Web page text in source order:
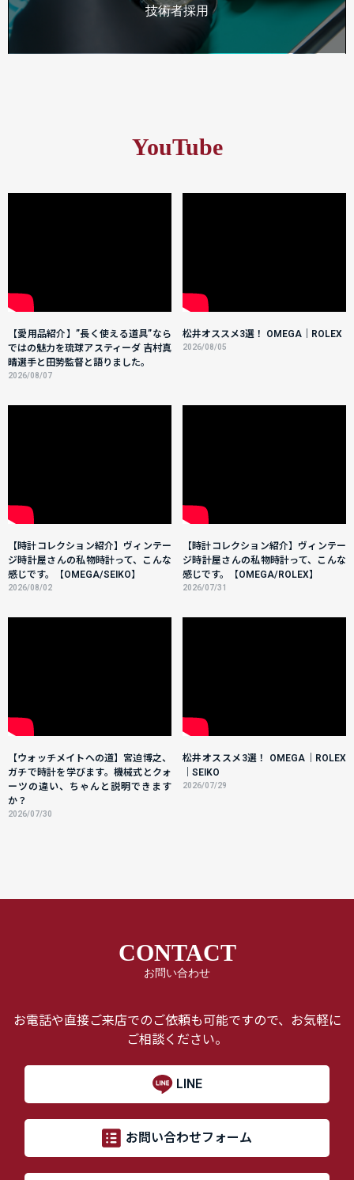
技術者採用
YouTube
【愛用品紹介】”長く使える道具”なら
ではの魅力を琉球アスティーダ 吉村真
晴選手と田㔟監督と語りました。
2026/08/07
松井オススメ3選！ OMEGA｜ROLEX
2026/08/05
【時計コレクション紹介】ヴィンテー
ジ時計屋さんの私物時計って、こんな
感じです。【OMEGA/SEIKO】
2026/08/02
【時計コレクション紹介】ヴィンテー
ジ時計屋さんの私物時計って、こんな
感じです。【OMEGA/ROLEX】
2026/07/31
【ウォッチメイトへの道】宮迫博之、
ガチで時計を学びます。機械式とクォ
ーツの違い、ちゃんと説明できます
か？
2026/07/30
松井オススメ3選！ OMEGA｜ROLEX
｜SEIKO
2026/07/29
CONTACT
お問い合わせ
お電話や直接ご来店でのご依頼も可能ですので、お気軽に
ご相談ください。
LINE
お問い合わせフォーム